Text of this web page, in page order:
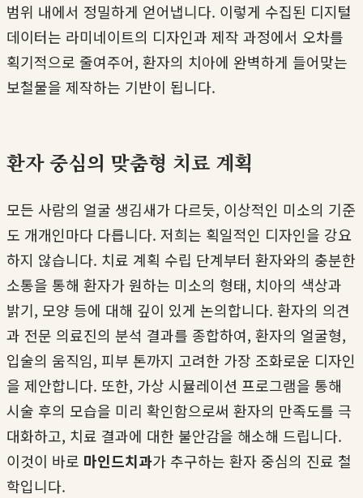
범위 내에서 정밀하게 얻어냅니다. 이렇게 수집된 디지털
데이터는 라미네이트의 디자인과 제작 과정에서 오차를
획기적으로 줄여주어, 환자의 치아에 완벽하게 들어맞는
보철물을 제작하는 기반이 됩니다.
환자 중심의 맞춤형 치료 계획
모든 사람의 얼굴 생김새가 다르듯, 이상적인 미소의 기준
도 개개인마다 다릅니다. 저희는 획일적인 디자인을 강요
하지 않습니다. 치료 계획 수립 단계부터 환자와의 충분한
소통을 통해 환자가 원하는 미소의 형태, 치아의 색상과
밝기, 모양 등에 대해 깊이 있게 논의합니다. 환자의 의견
과 전문 의료진의 분석 결과를 종합하여, 환자의 얼굴형,
입술의 움직임, 피부 톤까지 고려한 가장 조화로운 디자인
을 제안합니다. 또한, 가상 시뮬레이션 프로그램을 통해
시술 후의 모습을 미리 확인함으로써 환자의 만족도를 극
대화하고, 치료 결과에 대한 불안감을 해소해 드립니다.
이것이 바로 마인드치과가 추구하는 환자 중심의 진료 철
학입니다.